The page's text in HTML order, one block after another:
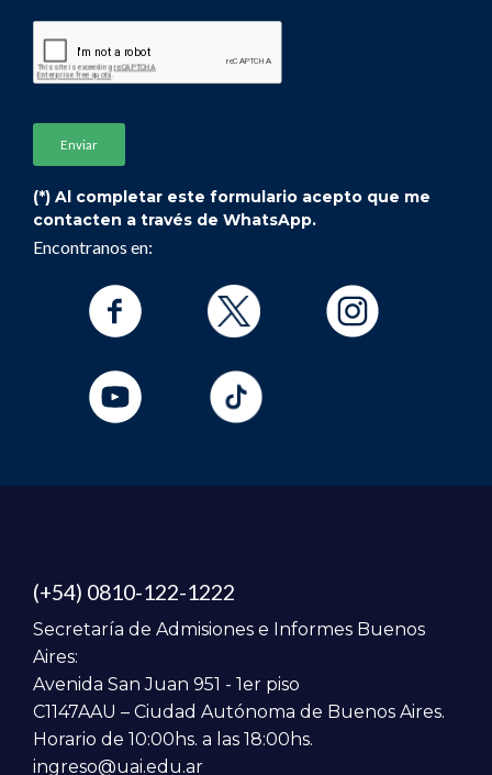
(*) Al completar este formulario acepto que me
contacten a través de WhatsApp.
Encontranos en:
(+54) 0810-122-1222
Secretaría de Admisiones e Informes Buenos
Aires:
Avenida San Juan 951 - 1er piso
C1147AAU – Ciudad Autónoma de Buenos Aires.
Horario de 10:00hs. a las 18:00hs.
ingreso@uai.edu.ar